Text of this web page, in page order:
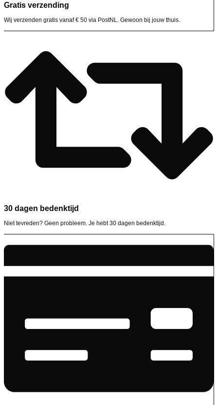
Gratis verzending
Wij verzenden gratis vanaf € 50 via PostNL. Gewoon bij jouw thuis.
30 dagen bedenktijd
Niet tevreden? Geen probleem. Je hebt 30 dagen bedenktijd.